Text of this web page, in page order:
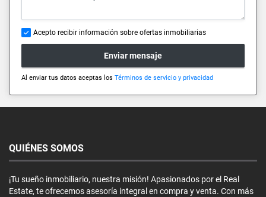
Acepto recibir información sobre ofertas inmobiliarias
Enviar mensaje
Al enviar tus datos aceptas los Términos de servicio y privacidad
QUIÉNES SOMOS
¡Tu sueño inmobiliario, nuestra misión! Apasionados por el Real
Estate, te ofrecemos asesoría integral en compra y venta. Con más